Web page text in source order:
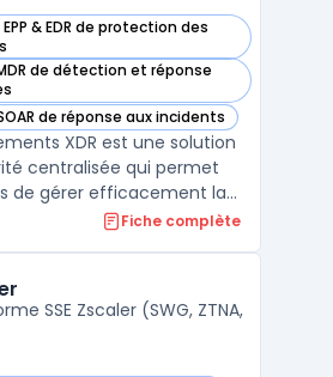
& EDR de protection des
Elements XDR dans cette catégorie
de détection et réponse
Elements XDR dans cette catégorie
de réponse aux incidents
Elements XDR dans cette catégorie
XDR est une solution
centralisée qui permet
de gérer efficacement la
étendue (XDR). Ce
couches de sécurité,
comport ...
Fiche complète
SSE Zscaler (SWG, ZTNA,